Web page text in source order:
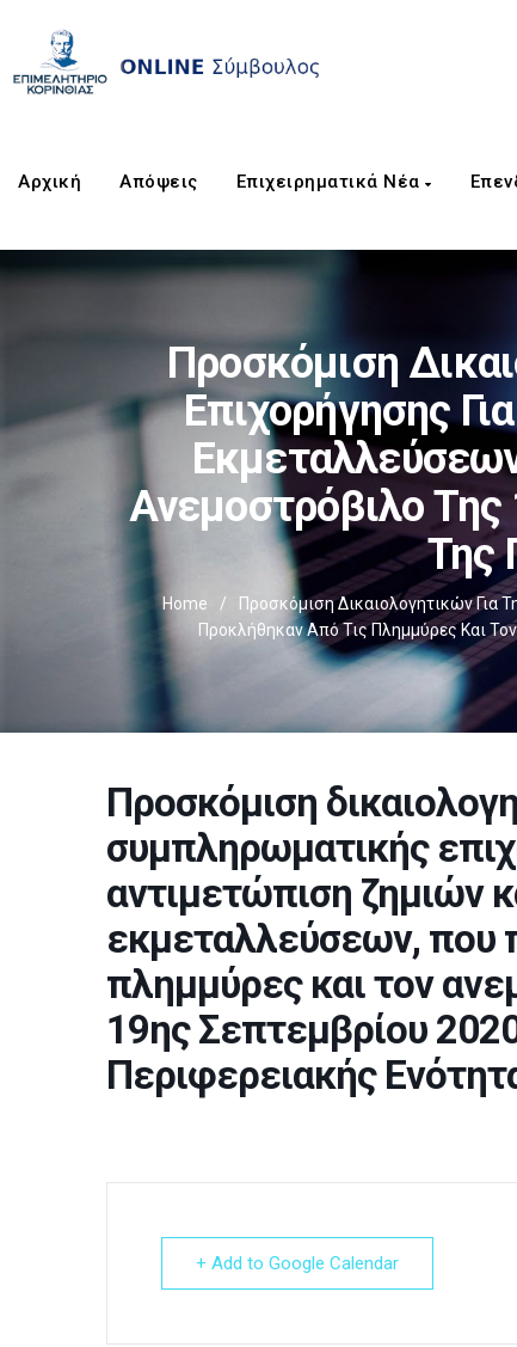
Αρχική Απόψεις Επιχειρηματικά Νέα
Προσκόμιση
Επιχορήγησης
Ανεμοστρόβιλο
Της
Home /
Προσκόμιση Δικαιολογητικών
Προκλήθηκαν Από Τις Πλημμύρες Και
Προσκόμιση
συμπληρωματικής
αντιμετώπιση ζημιών
εκμεταλλεύσεων, που
πλημμύρες και τον
19ης Σεπτεμβρίου
Περιφερειακής
+ Add to Google Calendar